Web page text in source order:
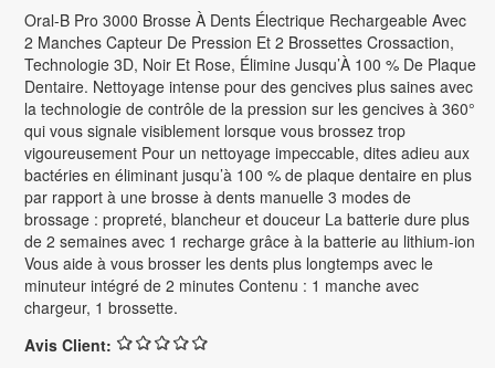
Honor 50 Lite
SMARTPHONE REALME
Série GT
Série X
Série 9
SMARTPHONE MOTOROLA
Motorola Edge
Série E
Série G
SMARTPHONE HUAWEI
BEAUTE
Rasoir électrique
Sèche cheveux
Lisseur
Epilateur
Matériel et fournitures médicales
Massage
Masques de protection
Diabétiques
Antiparasitaire
Crèmes et laits
GROSSESSE - MATERNITÉ
Compléments alimentaires
Test d’ovulation et de grossesse
Oral-B Pro 3000 Brosse À Dents Électrique Rechargeable Avec
2 Manches Capteur De Pression Et 2 Brossettes Crossaction,
Technologie 3D, Noir Et Rose, Élimine Jusqu’À 100 % De Plaque
Dentaire. Nettoyage intense pour des gencives plus saines avec
la technologie de contrôle de la pression sur les gencives à 360°
qui vous signale visiblement lorsque vous brossez trop
vigoureusement Pour un nettoyage impeccable, dites adieu aux
bactéries en éliminant jusqu’à 100 % de plaque dentaire en plus
par rapport à une brosse à dents manuelle 3 modes de
brossage : propreté, blancheur et douceur La batterie dure plus
de 2 semaines avec 1 recharge grâce à la batterie au lithium-ion
Vous aide à vous brosser les dents plus longtemps avec le
minuteur intégré de 2 minutes Contenu : 1 manche avec
chargeur, 1 brossette.
Avis Client: